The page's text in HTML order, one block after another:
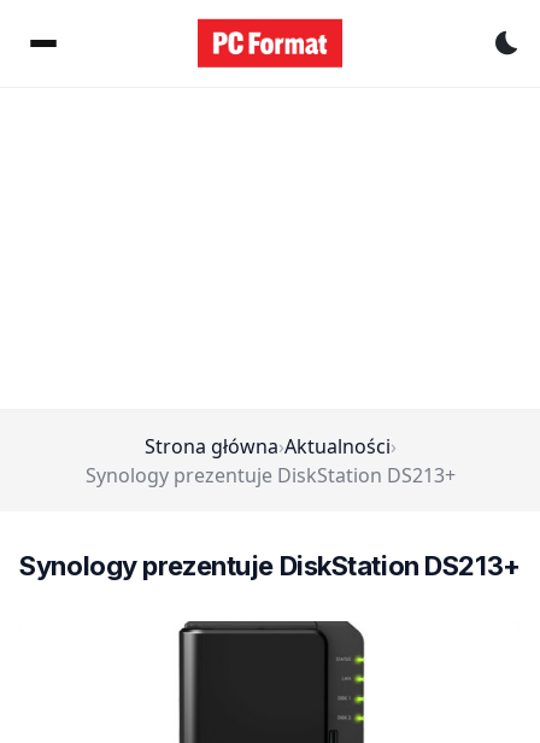
Strona główna›Aktualności›
Synology prezentuje DiskStation DS213+
Synology prezentuje DiskStation DS213+